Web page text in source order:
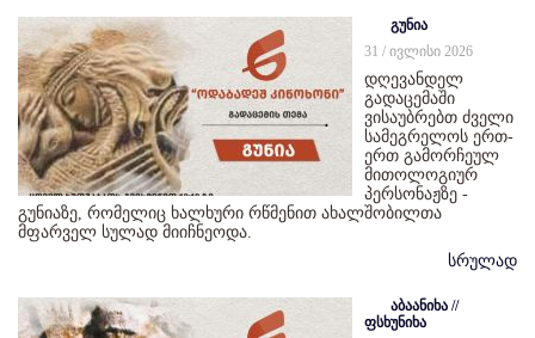
გუნია
31 / ივლისი 2026
დღევანდელ
გადაცემაში
ვისაუბრებთ ძველი
სამეგრელოს ერთ-
ერთ გამორჩეულ
მითოლოგიურ
პერსონაჟზე -
გუნიაზე, რომელიც ხალხური რწმენით ახალშობილთა
მფარველ სულად მიიჩნეოდა.
სრულად
აბაანიხა //
ფსხუნიხა